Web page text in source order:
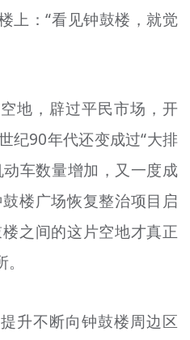
上：“看见钟鼓楼，就觉
地， 辟过平民市场，开
纪90年代还变成过“大排
车数量增加，又一度成
楼广场恢复整治项目启
之间的这片空地才真正
升不断向钟鼓楼周边区